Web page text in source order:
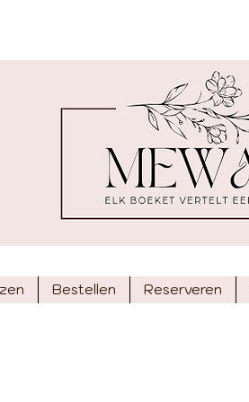
Bestellen Reserveren